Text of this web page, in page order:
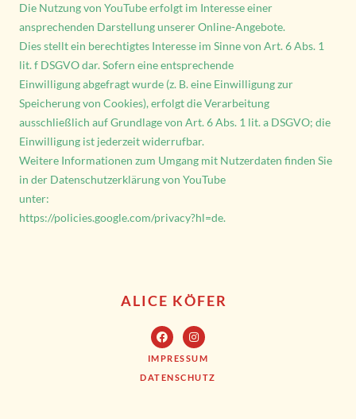
Die Nutzung von YouTube erfolgt im Interesse einer
ansprechenden Darstellung unserer Online-Angebote.
Dies stellt ein berechtigtes Interesse im Sinne von Art. 6 Abs. 1
lit. f DSGVO dar. Sofern eine entsprechende
Einwilligung abgefragt wurde (z. B. eine Einwilligung zur
Speicherung von Cookies), erfolgt die Verarbeitung
ausschließlich auf Grundlage von Art. 6 Abs. 1 lit. a DSGVO; die
Einwilligung ist jederzeit widerrufbar.
Weitere Informationen zum Umgang mit Nutzerdaten finden Sie
in der Datenschutzerklärung von YouTube
unter:
https://policies.google.com/privacy?hl=de.
ALICE KÖFER
IMPRESSUM
DATENSCHUTZ